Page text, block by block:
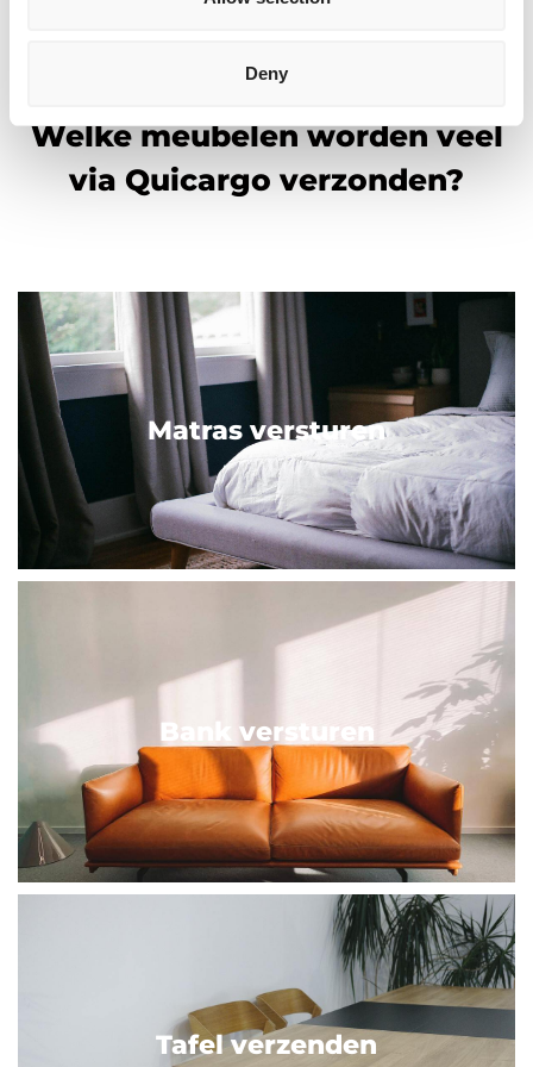
Deny
Welke meubelen worden veel
via Quicargo verzonden?
Matras versturen
Bank versturen
Tafel verzenden